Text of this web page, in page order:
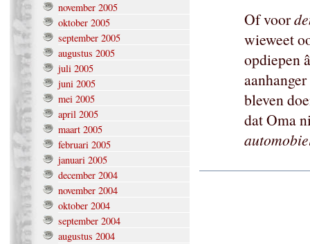
november 2005
oktober 2005
september 2005
augustus 2005
juli 2005
juni 2005
mei 2005
april 2005
maart 2005
februari 2005
januari 2005
december 2004
november 2004
oktober 2004
september 2004
augustus 2004
Of voor
wieweet
opdiepen
bleven
dat Oma